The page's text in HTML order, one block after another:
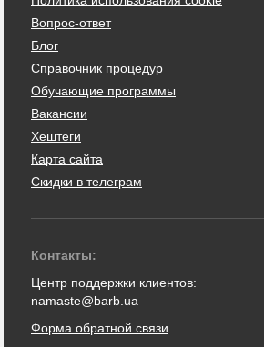
Вопрос-ответ
Блог
Справочник процедур
Обучающие программы
Вакансии
Хештеги
Карта сайта
Скидки в телеграм
Контакты:
Центр поддержки клиентов:
namaste@barb.ua
Форма обратной связи